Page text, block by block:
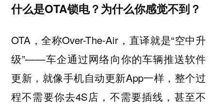
什么是OTA锁电？为什么你感觉不到？
OTA，全称Over-The-Air，直译就是“空中升
级”——车企通过网络向你的车辆推送软件
更新，就像手机自动更新App一样，整个过
程不需要你去4S店，不需要插线，甚至不